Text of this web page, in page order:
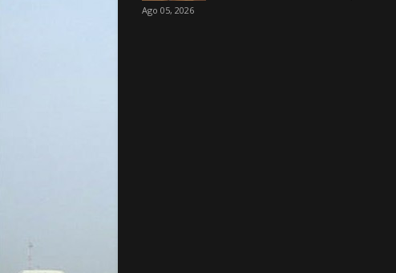
Ago 05, 2026